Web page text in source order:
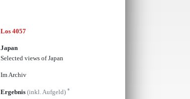
Los 4057
Japan
Selected views of Japan
Im Archiv
Ergebnis (inkl. Aufgeld) *